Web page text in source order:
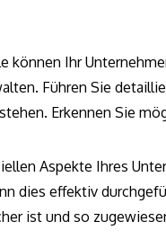
können Ihr
Führen Sie
Erkennen Sie
Aspekte Ihres
dies effektiv
ist und so